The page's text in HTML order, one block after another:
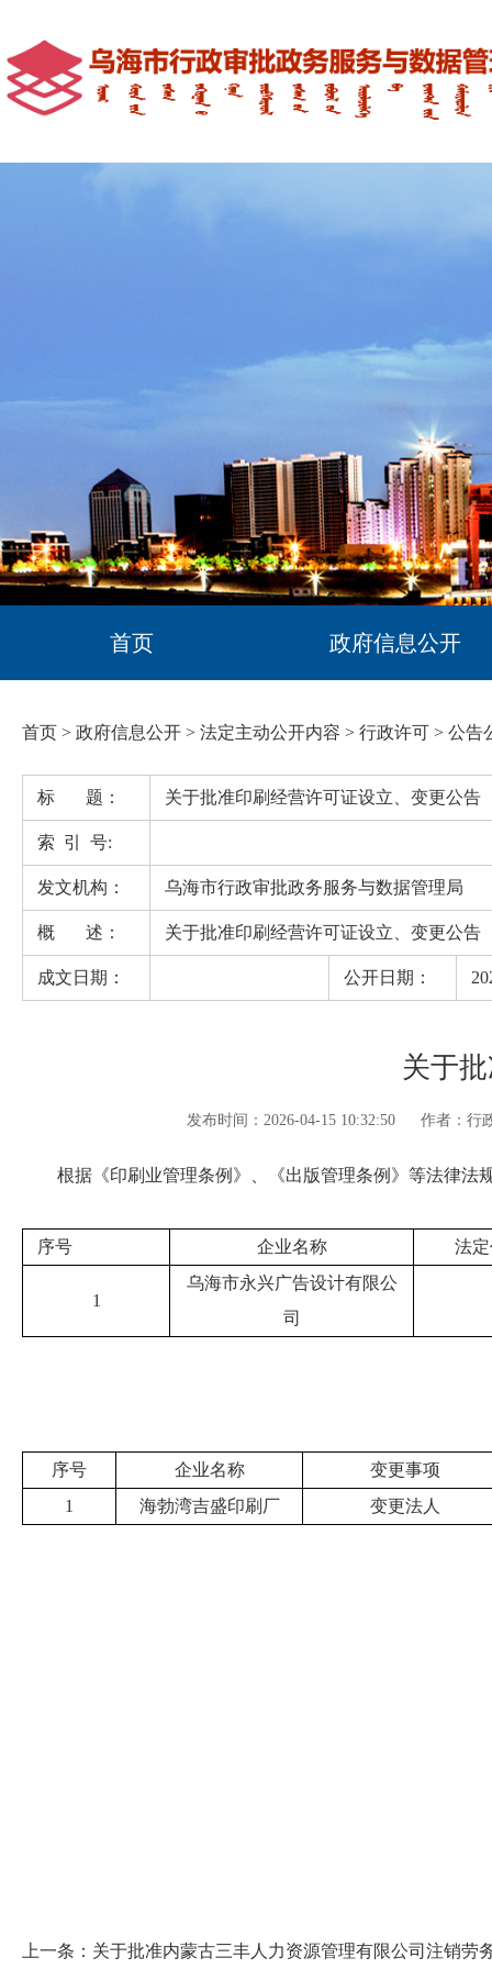
首页 政府信息公开
首页 > 政府信息公开 > 法定主动公开内容 > 行政许可 > 公告
标 题： 关于批准印刷经营许可证设立、变更公告
索 引 号:
发文机构： 乌海市行政审批政务服务与数据管理局
概 述： 关于批准印刷经营许可证设立、变更公告
成文日期： 公开日期：
关于
发布时间：2026-04-15 10:32:50 作者：行
根据《印刷业管理条例》、《出版管理条例》等法律法
序号 企业名称 法
1
乌海市永兴广告设计有限公
司
序号 企业名称
变更事项
1
海勃湾吉盛印刷厂 变更法人
上一条： 关于批准内蒙古三丰人力资源管理有限公司注销劳